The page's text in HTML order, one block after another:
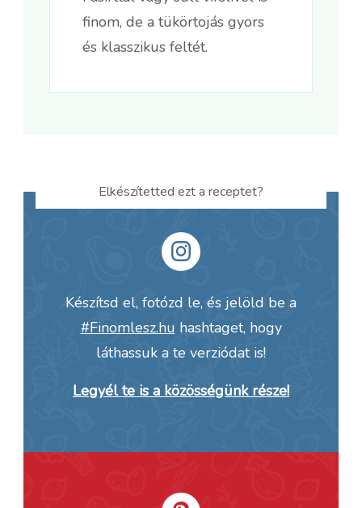
finom, de a tükörtojás gyors
és klasszikus feltét.
Elkészítetted ezt a receptet?
Készítsd el, fotózd le, és jelöld be a
#Finomlesz.hu hashtaget, hogy
láthassuk a te verziódat is!
Legyél te is a közösségünk része!